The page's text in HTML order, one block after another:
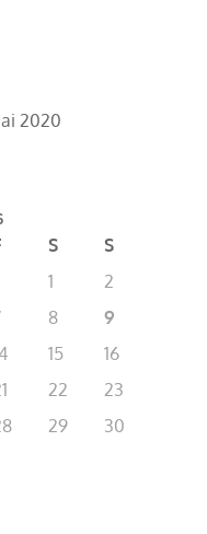
2020
S
S
1
2
8
9
15
16
22
23
29
30